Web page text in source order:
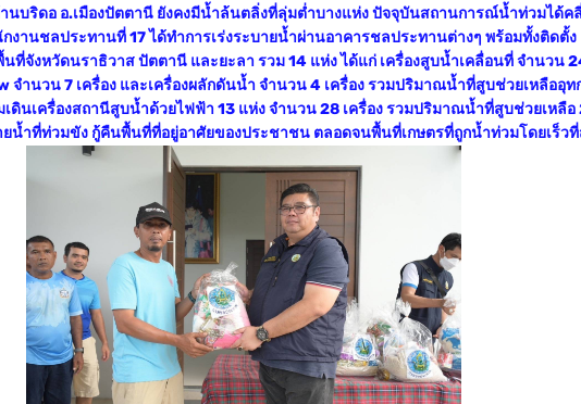
นบริดอ อ.เมืองปัตตานี ยังคงมีน้ำล้นตลิ่งที่ลุ่มต่ำบางแห่ง ปัจจุบันสถานการณ์น้ำท่วมได้ค
งานชลประทานที่ 17 ได้ทำการเร่งระบายน้ำผ่านอาคารชลประทานต่างๆ พร้อมทั้งติดตั้ง
นที่จังหวัดนราธิวาส ปัตตานี และยะลา รวม 14 แห่ง ได้แก่ เครื่องสูบน้ำเคลื่อนที่ จำนวน
จำนวน 7 เครื่อง และเครื่องผลักดันน้ำ จำนวน 4 เครื่อง รวมปริมาณน้ำที่สูบช่วยเหลืออุท
ดินเครื่องสถานีสูบน้ำด้วยไฟฟ้า 13 แห่ง จำนวน 28 เครื่อง รวมปริมาณน้ำที่สูบช่วยเหลือ
ยน้ำที่ท่วมขัง กู้คืนพื้นที่ที่อยู่อาศัยของประชาชน ตลอดจนพื้นที่เกษตรที่ถูกน้ำท่วมโดยเร็ว